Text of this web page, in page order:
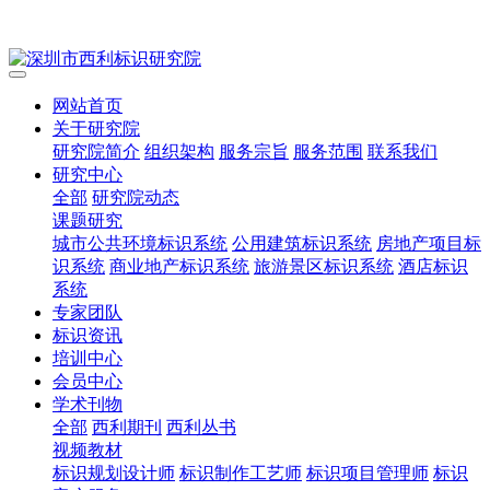
网站首页
关于研究院
研究院简介 组织架构 服务宗旨 服务范围 联系我们
研究中心
全部 研究院动态
课题研究
城市公共环境标识系统 公用建筑标识系统 房地产项目标
识系统 商业地产标识系统 旅游景区标识系统 酒店标识
系统
专家团队
标识资讯
培训中心
会员中心
学术刊物
全部 西利期刊 西利丛书
视频教材
标识规划设计师 标识制作工艺师 标识项目管理师 标识